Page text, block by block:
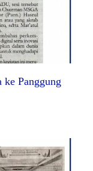
Panggung